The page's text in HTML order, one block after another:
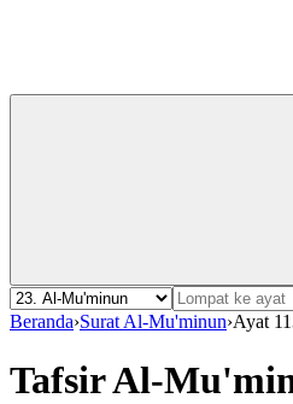
Beranda›Surat Al-Mu'minun›Ayat
Tafsir Al-